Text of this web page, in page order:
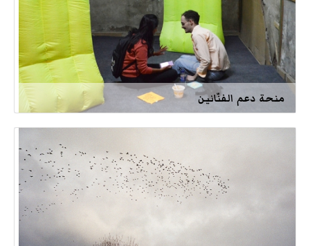
منحة دعم الفنّانين